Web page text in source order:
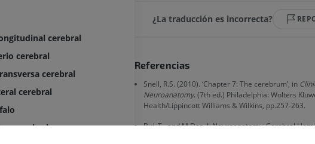
cerebral
cerebral
cerebral
cerebral
cerebrales
¿La traducción es incorrecta?
Referencias
Snell, R.S. (2010). ‘Chapter 7: The cerebrum’, in
Neuroanatomy. (7th ed.) Philadelphia: Wolters
Health/Lippincott Williams & Wilkins, pp.257-263.
Bui, T., and M Das, J. Neuroanatomy, Cerebral